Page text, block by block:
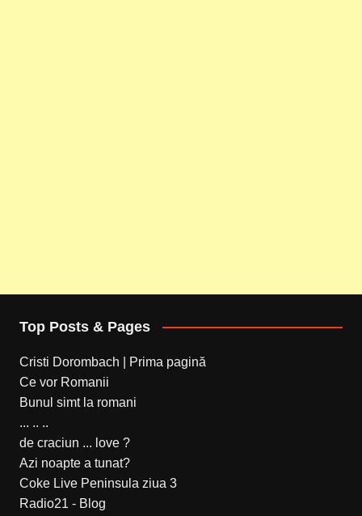
Top Posts & Pages
Cristi Dorombach | Prima pagină
Ce vor Romanii
Bunul simt la romani
... .. ..
de craciun ... love ?
Azi noapte a tunat?
Coke Live Peninsula ziua 3
Radio21 - Blog